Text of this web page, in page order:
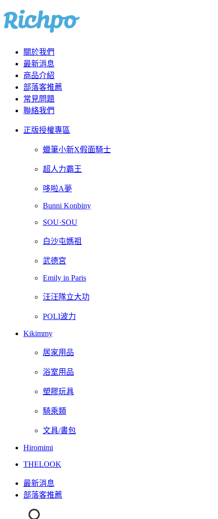
關於我們
最新消息
商品介紹
部落客推薦
常見問題
聯絡我們
正版授權專區
蠟筆小新X假面騎士
超人力霸王
哆啦A夢
Bunni Konbiny
SOU·SOU
白沙屯媽祖
武德宮
Emily in Paris
汪汪隊立大功
POLI波力
Kikimmy
居家用品
浴室用品
塑膠玩具
騎乘類
文具/書包
Hiromimi
THELOOK
最新消息
部落客推薦